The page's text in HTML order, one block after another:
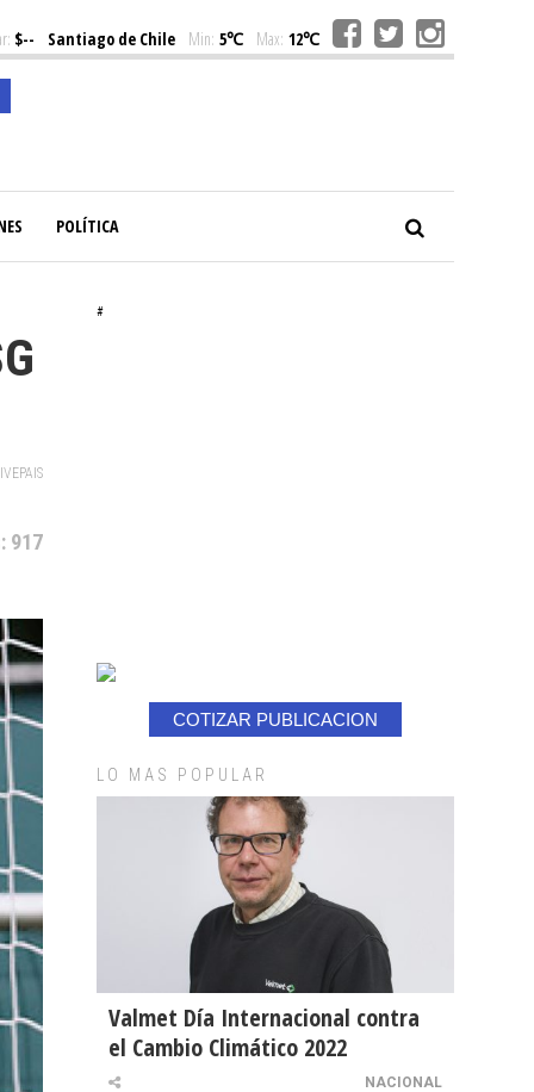
$-- Santiago de Chile Min: 5℃ Max: 12℃
POLÍTICA
917
#
COTIZAR PUBLICACION
LO MAS POPULAR
Valmet Día Internacional contra
el Cambio Climático 2022
NACIONAL